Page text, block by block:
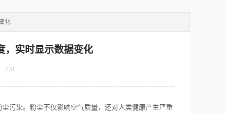
化
，实时显示数据变化
778
污染。粉尘不仅影响空气质量，还对人类健康产生严重